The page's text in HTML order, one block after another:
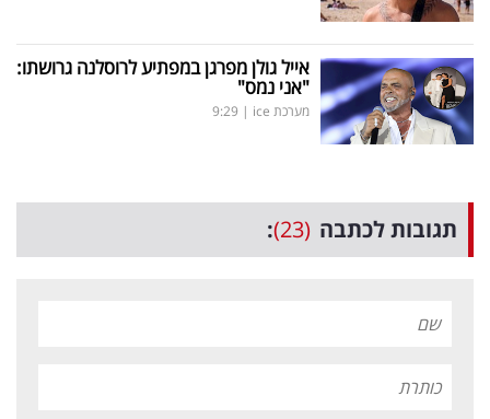
אייל גולן מפרגן במפתיע לרוסלנה גרושתו:
"אני נמס"
מערכת ice |
9:29
תגובות לכתבה (23)
: